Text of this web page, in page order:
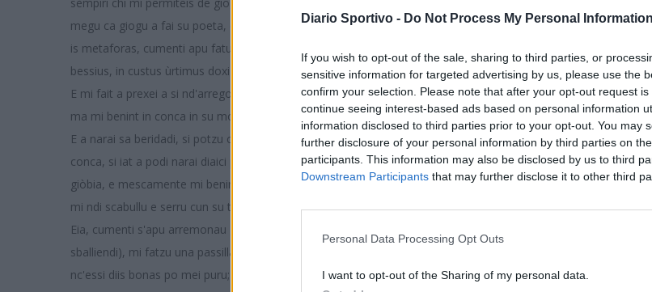
Diario Sportivo - Do Not Process My Personal Information
If you wish to opt-out of the sale, sharing to third parties, or
sensitive information for targeted advertising by us, please use the
confirm your selection. Please note that after your opt-out request
continue seeing interest-based ads based on personal information
information disclosed to third parties prior to your opt-out. You may
further disclosure of your personal information by third parties on
participants. This information may also be disclosed by us to third
Downstream Participants that may further disclose it to other third
Personal Data Processing Opt Outs
I want to opt-out of the Sharing of my personal data.
megu ca giogu a fai su poeta, est craru, megu a narai ca mi benit, mancai, de giogai cun is fueddus, e
is metaforas, cumenti apu fatu immubagora de su restu. Ma chi eis lìgiu a su mancu unu de is artìculus chi ndi
bessius, in custus ùrtimus doxi-trexi mesis, scieis beni, e beni meda, de su restu, cumenti mi pigat sa cosa.
E mi fait a prexei a si nd'arregodai ca, eia, no sceru mai is legas chi sigu, chi pigu, ainanntis de mi ponni a ddas
ma mi benint in conca in su momentu, chi cumprendeis su chi si bollu narai.
E a narai sa beridadi, si potzu contai custu puru, immoi chi nci seu: duncas fatu fatu m'acucant in conca (mi
conca, si iat a podi narai diaici puru) legas e chistionis ca mi iat a praxi a s'intregai, a nci stichiri me in s'artìculu
giòbia, e mescamente mi benint in conca candu mi fatzu sa passillada, a su merì, candu ndi cabat su sobi,
mi ndi scabullu e serru cun su trabballu cosa mia.
Eia, cumenti s'apu arremonau giai atras bortas (chi no megu a mi sballiai, e mi parit de podi narai ca no mi seu
sballiendi), mi fatzu una passillada dònnia, dònnia, dònnia dì ca su Cielu m'arregalat (e gràtzias a Deus, ca
nc'essi diis bonas po mei puru; e de su restu, mi megu a solu a solu, su trabballu no m'amancat, gei si